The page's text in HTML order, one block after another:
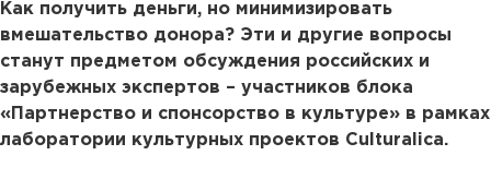
Как получить деньги, но минимизировать
вмешательство донора? Эти и другие вопросы
станут предметом обсуждения российских и
зарубежных экспертов – участников блока
«Партнерство и спонсорство в культуре» в рамках
лаборатории культурных проектов Culturalica.